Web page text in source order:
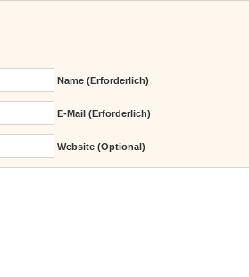
Name (erforderlich)
E-Mail (erforderlich)
Website (Optional)